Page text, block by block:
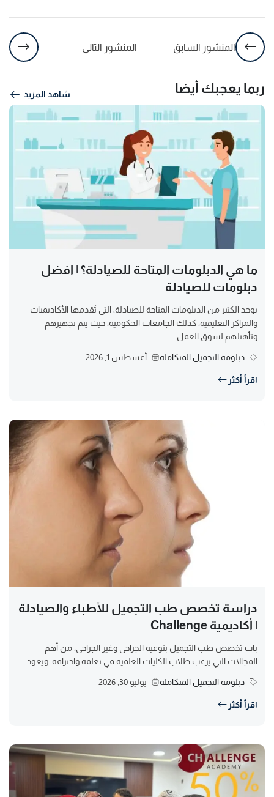
المنشور السابق المنشور التالي
ربما يعجبك أيضا شاهد المزيد
ما هي الدبلومات المتاحة للصيادلة؟ | افضل
دبلومات للصيادلة
يوجد الكثير من الدبلومات المتاحة للصيادلة، التي تُقدمها الأكاديميات
والمراكز التعليمية، كذلك الجامعات الحكومية، حيث يتم تجهيزهم
وتأهيلهم لسوق العمل....
دبلومة التجميل المتكاملة أغسطس 1, 2026
اقرأ أكثر
دراسة تخصص طب التجميل للأطباء والصيادلة
| أكاديمية Challenge
بات تخصص طب التجميل بنوعيه الجراحي وغير الجراحي، من أهم
المجالات التي يرغب طلاب الكليات العلمية في تعلمه واحترافه. ويعود...
دبلومة التجميل المتكاملة يوليو 30, 2026
اقرأ أكثر